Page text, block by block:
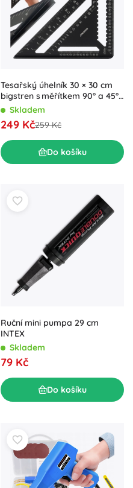
Tesařský úhelník 30 × 30 cm
bigstren s měřítkem 90° a 45°
+ 5 tužek
Skladem
249 Kč259 Kč
Do košíku
Ruční mini pumpa 29 cm
INTEX
Skladem
79 Kč
Do košíku